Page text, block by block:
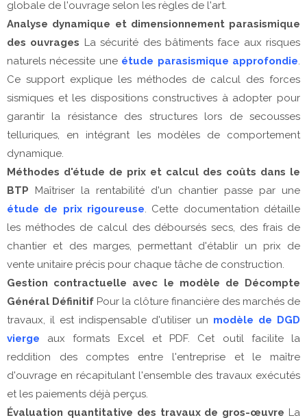
globale de l'ouvrage selon les règles de l'art.
Analyse dynamique et dimensionnement parasismique
des ouvrages La sécurité des bâtiments face aux risques
naturels nécessite une étude parasismique approfondie.
Ce support explique les méthodes de calcul des forces
sismiques et les dispositions constructives à adopter pour
garantir la résistance des structures lors de secousses
telluriques, en intégrant les modèles de comportement
dynamique.
Méthodes d'étude de prix et calcul des coûts dans le
BTP Maîtriser la rentabilité d'un chantier passe par une
étude de prix rigoureuse. Cette documentation détaille
les méthodes de calcul des déboursés secs, des frais de
chantier et des marges, permettant d'établir un prix de
vente unitaire précis pour chaque tâche de construction.
Gestion contractuelle avec le modèle de Décompte
Général Définitif Pour la clôture financière des marchés de
travaux, il est indispensable d'utiliser un modèle de DGD
vierge aux formats Excel et PDF. Cet outil facilite la
reddition des comptes entre l'entreprise et le maître
d'ouvrage en récapitulant l'ensemble des travaux exécutés
et les paiements déjà perçus.
Évaluation quantitative des travaux de gros-œuvre La